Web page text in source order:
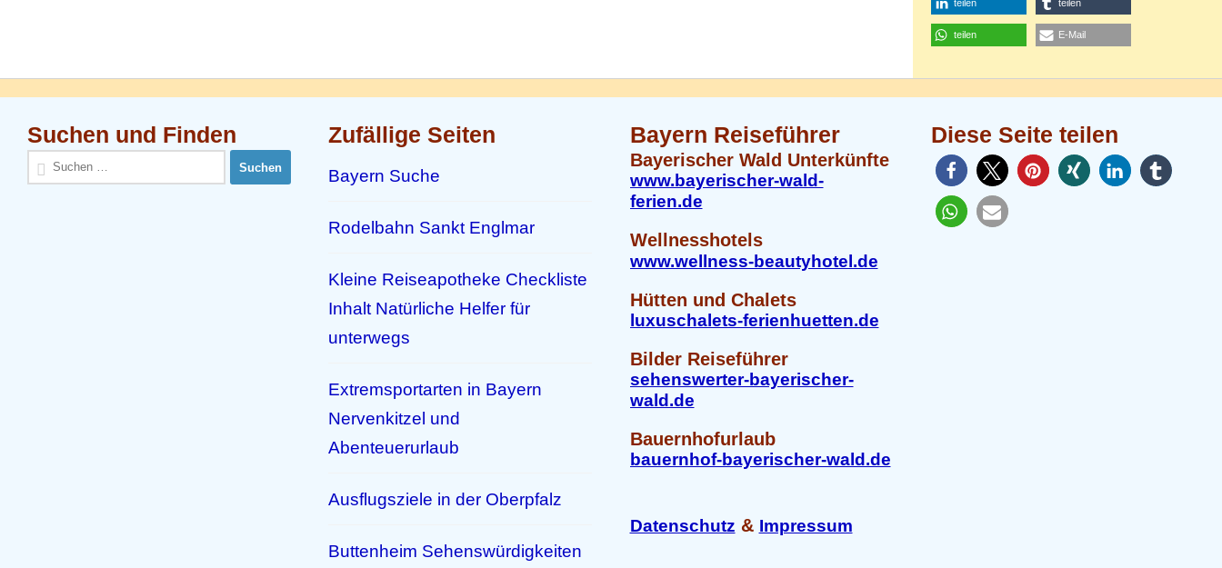
teilen teilen
teilen E-Mail
Suchen und Finden
Suchen
nach:
Zufällige Seiten
Bayern Suche
Rodelbahn Sankt Englmar
Kleine Reiseapotheke Checkliste
Inhalt Natürliche Helfer für
unterwegs
Extremsportarten in Bayern
Nervenkitzel und
Abenteuerurlaub
Ausflugsziele in der Oberpfalz
Buttenheim Sehenswürdigkeiten
Bayern Reiseführer
Bayerischer Wald Unterkünfte
www.bayerischer-wald-
ferien.de
Wellnesshotels
www.wellness-beautyhotel.de
Hütten und Chalets
luxuschalets-ferienhuetten.de
Bilder Reiseführer
sehenswerter-bayerischer-
wald.de
Bauernhofurlaub
bauernhof-bayerischer-wald.de
Datenschutz & Impressum
Diese Seite teilen